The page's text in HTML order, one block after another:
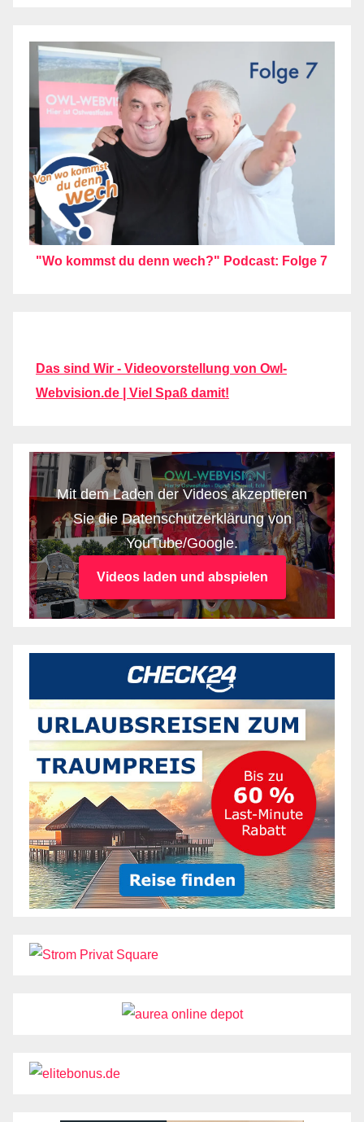
"Wo kommst du denn wech?" Podcast: Folge 7
Das sind Wir - Videovorstellung von Owl-
Webvision.de | Viel Spaß damit!
Mit dem Laden der Videos akzeptieren
Sie die Datenschutzerklärung von
YouTube/Google.
Videos laden und abspielen